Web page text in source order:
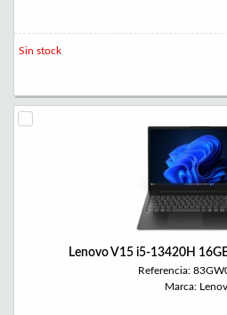
Sin stock
Lenovo V15 i5-13420H
Referencia:
Marca: